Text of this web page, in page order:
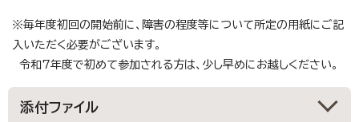
※毎年度初回の開始前に、障害の程度等について所定の用紙にご記
入いただく必要がございます。
令和7年度で初めて参加される方は、少し早めにお越しください。
添付ファイル